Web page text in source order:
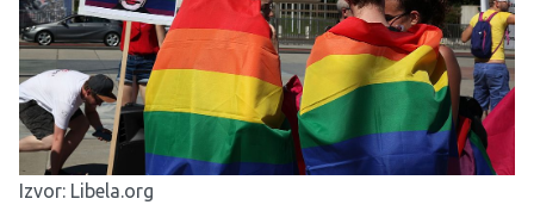
Izvor: Libela.org